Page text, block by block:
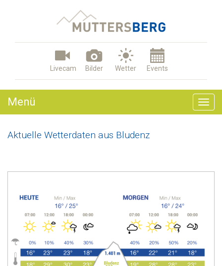
Livecam Bilder Wetter Events
Menü
Aktuelle Wetterdaten aus Bludenz